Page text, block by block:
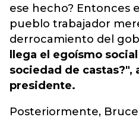
ese hecho? Entonces
pueblo trabajador
derrocamiento del
llega el egoísmo
sociedad de castas?",
presidente.
Posteriormente,